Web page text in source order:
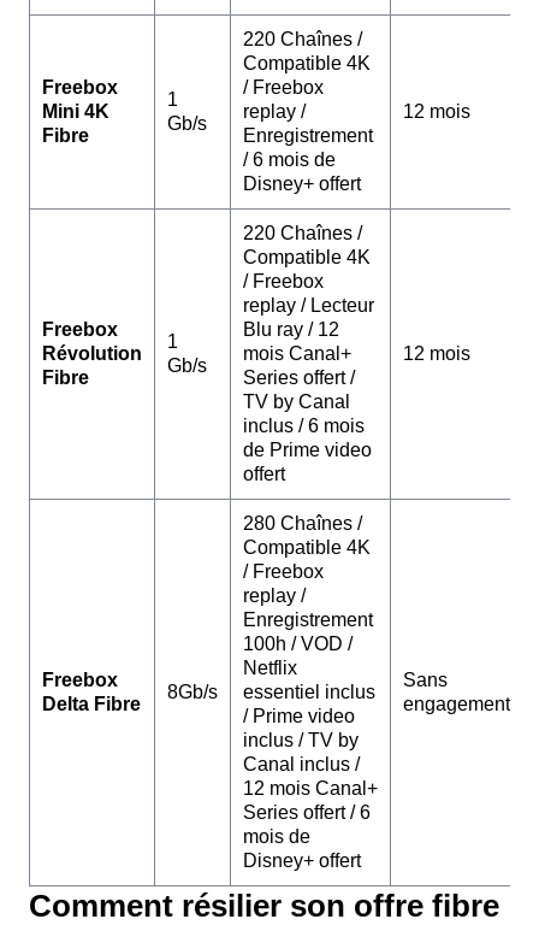
Freebox
Mini 4K
Fibre
1
Gb/s
220 Chaînes /
Compatible 4K
/ Freebox
replay /
Enregistrement
/ 6 mois de
Disney+ offert
12 mois
Freebox
Révolution
Fibre
1
Gb/s
220 Chaînes /
Compatible 4K
/ Freebox
replay / Lecteur
Blu ray / 12
mois Canal+
Series offert /
TV by Canal
inclus / 6 mois
de Prime video
offert
12 mois
Freebox
Delta Fibre
8Gb/s
280 Chaînes /
Compatible 4K
/ Freebox
replay /
Enregistrement
100h / VOD /
Netflix
essentiel inclus
/ Prime video
inclus / TV by
Canal inclus /
12 mois Canal+
Series offert / 6
mois de
Disney+ offert
Sans
engagement
Comment résilier son offre fibre